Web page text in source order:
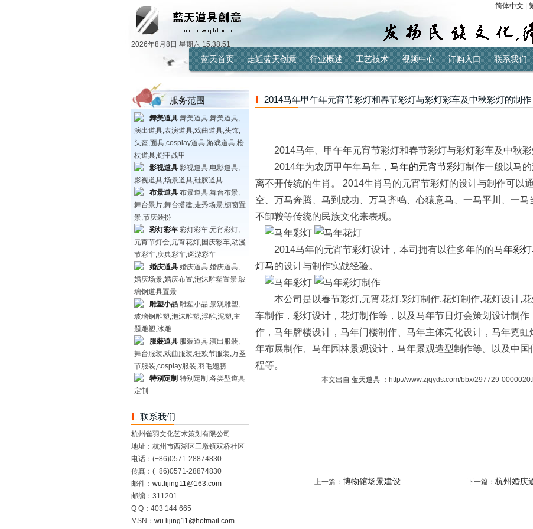
2026年8月8日 星期六 15:38:51
简体中文
蓝天首页 走近蓝天创意 行业概述 工艺技术 视频中心 订购入口 联系我们
服务范围
舞美道具 舞美道具,舞美道具,
演出道具,表演道具,戏曲道具,头饰,
头盔,面具,cosplay道具,游戏道具,枪
杖道具,铠甲战甲
影视道具 影视道具,电影道具,
影视道具,场景道具,硅胶道具
布景道具 布景道具,舞台布景,
舞台景片,舞台搭建,走秀场景,橱窗置
景,节庆装扮
彩灯彩车 彩灯彩车,元宵彩灯,
元宵节灯会,元宵花灯,国庆彩车,动漫
节彩车,庆典彩车,巡游彩车
婚庆道具 婚庆道具,婚庆道具,
婚庆场景,婚庆布置,泡沫雕塑置景,玻
璃钢道具置景
雕塑小品 雕塑小品,景观雕塑,
玻璃钢雕塑,泡沫雕塑,浮雕,泥塑,主
题雕塑,冰雕
服装道具 服装道具,演出服装,
舞台服装,戏曲服装,狂欢节服装,万圣
节服装,cosplay服装,羽毛翅膀
特别定制 特别定制,各类型道具
定制
联系我们
杭州雀羽文化艺术策划有限公司
地址：杭州市西湖区三墩镇双桥社区
电话：(+86)0571-28874830
传真：(+86)0571-28874830
邮件： wu.lijing11@163.com
邮编：311201
Q Q：403 144 665
MSN： wu.lijing11@hotmail.com
2014马年甲午年元宵节彩灯和春节彩灯与彩灯彩车及中秋彩灯的制作
2014马年、甲午年元宵节彩灯和春节彩灯与彩灯彩车及中秋彩
2014年为农历甲午年马年， 马年的元宵节彩灯制作一般以马
离不开传统的生肖。 2014生肖马的元宵节彩灯的设计与制作可以
空、万马奔腾、马到成功、万马齐鸣、心猿意马、一马平川、一
不卸鞍等传统的民族文化来表现。
2014马年的元宵节彩灯设计，本司拥有以往多年的的马年彩灯
灯马的设计与制作实战经验。
本公司是以春节彩灯,元宵花灯,彩灯制作,花灯制作,花灯设计,花
车制作，彩灯设计，花灯制作等，以及马年节日灯会策划设计制作
作，马年牌楼设计，马年门楼制作、马年主体亮化设计，马年霓
年布展制作、马年园林景观设计，马年景观造型制作等。以及中
程等。
本文出自 蓝天道具：http://www.zjqyds.com/bbx/297729-
分享到
上一篇： 博物馆场景建设 下一篇： 杭州婚庆